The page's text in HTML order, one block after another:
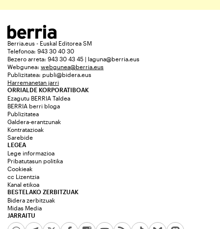
Berria.eus - Euskal Editorea SM
Telefonoa: 943 30 40 30
Bezero arreta: 943 30 43 45 | laguna@berria.eus
Webgunea: webgunea@berria.eus
Publizitatea: publi@bidera.eus
Harremanetan jarri
ORRIALDE KORPORATIBOAK
Ezagutu BERRIA Taldea
BERRIA berri bloga
Publizitatea
Galdera-erantzunak
Kontratazioak
Sarebide
JARRAITU
LEGEA
Lege informazioa
Pribatutasun politika
Cookieak
cc Lizentzia
Kanal etikoa
BESTELAKO ZERBITZUAK
Bidera zerbitzuak
Midas Media